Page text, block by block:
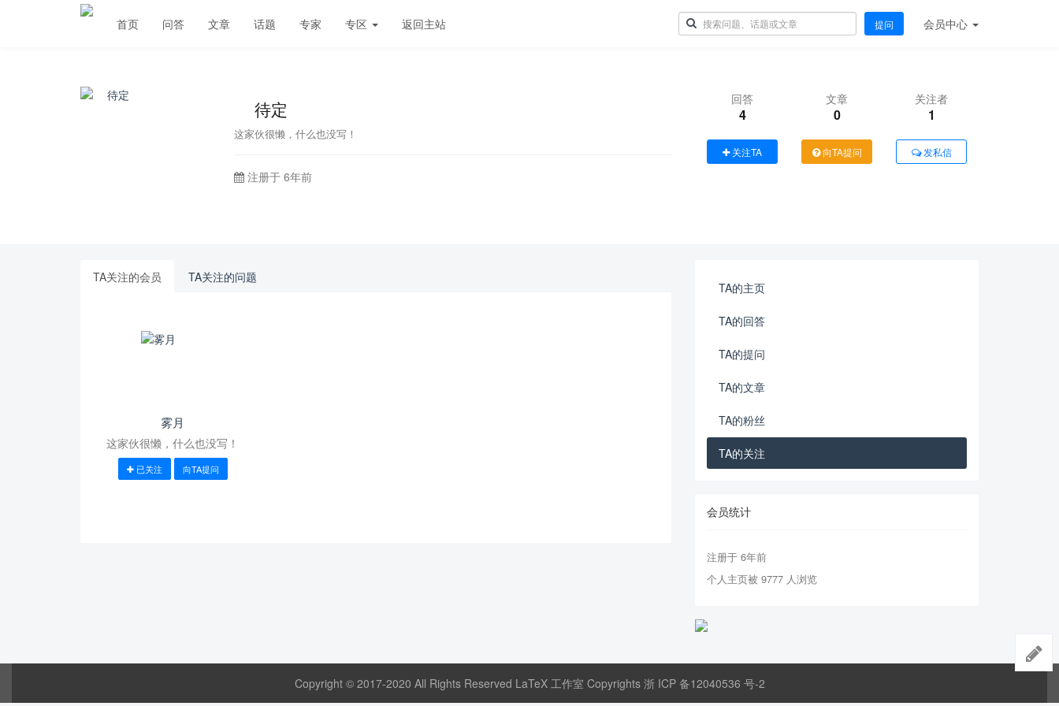
首页 问答 文章 话题 专家 专区 返回主站 提问 会员中心
⁡⁢ 待定
这家伙很懒，什么也没写！
注册于 6年前
回答
4
文章
0
关注者
1
关注TA 向TA提问 发私信
TA关注的会员 TA关注的问题
雾月
这家伙很懒，什么也没写！
已关注 向TA提问
TA的主页
TA的回答
TA的提问
TA的文章
TA的粉丝
TA的关注
会员统计
注册于 6年前
个人主页被 9777 人浏览
Copyright © 2017-2020 All Rights Reserved LaTeX 工作室 Copyrights 浙 ICP 备12040536 号-2